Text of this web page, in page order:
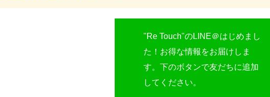
"Re Touch"のLINE＠はじめまし
た！お得な情報をお届けしま
す。下のボタンで友だちに追加
してください。